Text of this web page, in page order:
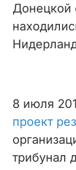
Донецкой
8 июля
проект
трибунал